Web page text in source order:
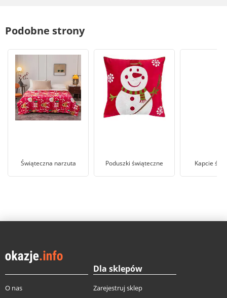
Podobne strony
Świąteczna narzuta Poduszki świąteczne Kapcie
O nas
Dla sklepów
Zarejestruj sklep